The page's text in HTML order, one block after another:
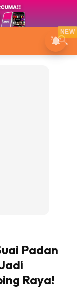
Padan
Raya!
NEW